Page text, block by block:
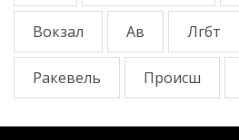
Вокзал Ав Лгбт
Ракевель Происш